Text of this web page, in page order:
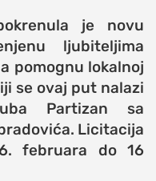
je novu
ljubiteljima
pomognu lokalnoj
se ovaj put nalazi
Partizan sa
Licitacija
februara do 16